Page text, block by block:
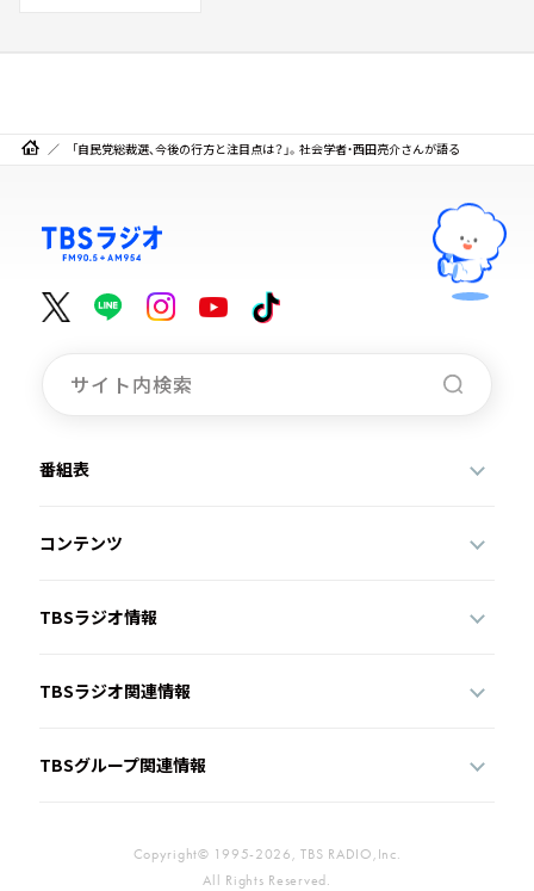
「自民党総裁選、今後の行方と注目点は？」。社会学者・西田亮介さんが語る
番組表
コンテンツ
TBSラジオ情報
TBSラジオ関連情報
TBSグループ関連情報
Copyright© 1995-2026, TBS RADIO,Inc.
All Rights Reserved.